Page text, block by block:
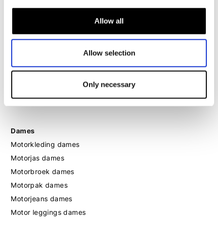
Allow all
Allow selection
Only necessary
Motorhoodie heren
Motorhelm heren
Motorschoenen heren
Dames
Motorkleding dames
Motorjas dames
Motorbroek dames
Motorpak dames
Motorjeans dames
Motor leggings dames